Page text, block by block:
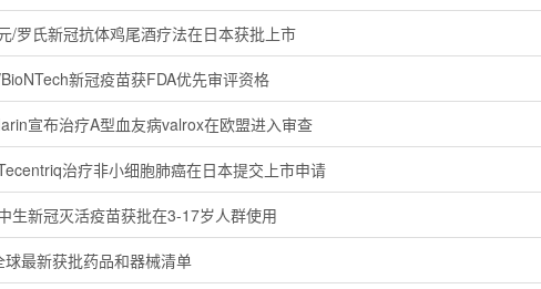
/罗氏新冠抗体鸡尾酒疗法在日本获批上市
新冠疫苗获FDA优先审评资格
宣布治疗A型血友病valrox在欧盟进入审查
治疗非小细胞肺癌在日本提交上市申请
生新冠灭活疫苗获批在3-17岁人群使用
球最新获批药品和器械清单